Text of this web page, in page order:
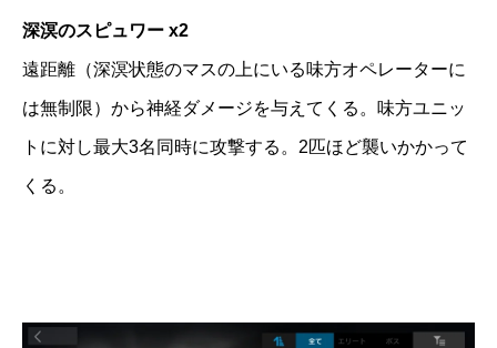
深溟のスピュワー x2
遠距離（深溟状態のマスの上にいる味方オペレーターに
は無制限）から神経ダメージを与えてくる。味方ユニッ
トに対し最大3名同時に攻撃する。2匹ほど襲いかかって
くる。